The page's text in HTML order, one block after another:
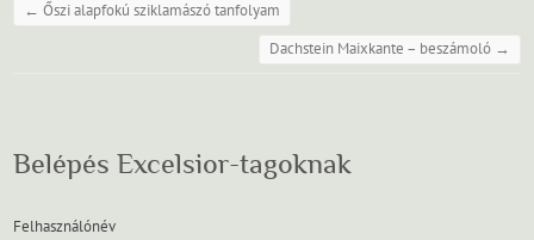
← Őszi alapfokú sziklamászó tanfolyam
Dachstein Maixkante – beszámoló →
Belépés Excelsior-tagoknak
Felhasználónév